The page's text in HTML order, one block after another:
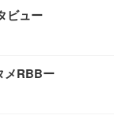
ビュー
メRBBー